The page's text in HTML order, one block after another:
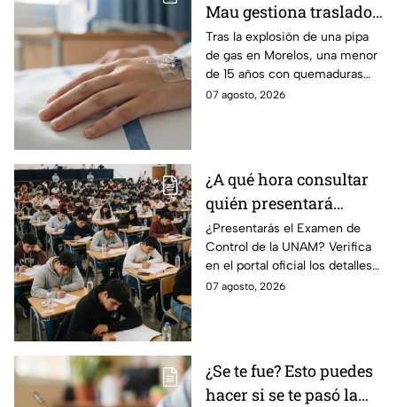
Mau gestiona traslado
a Texas de adolescente
herida en explosión de
una pipa de gas en
Morelos
Tras la explosión de una pipa
de gas en Morelos, una menor
de 15 años con quemaduras
graves será trasladada a
07 agosto, 2026
¿A qué hora consultar
quién presentará
examen de control?
¿Presentarás el Examen de
Control de la UNAM? Verifica
en el portal oficial los detalles
de tu cita y los puntajes
07 agosto, 2026
¿Se te fue? Esto puedes
hacer si se te pasó la